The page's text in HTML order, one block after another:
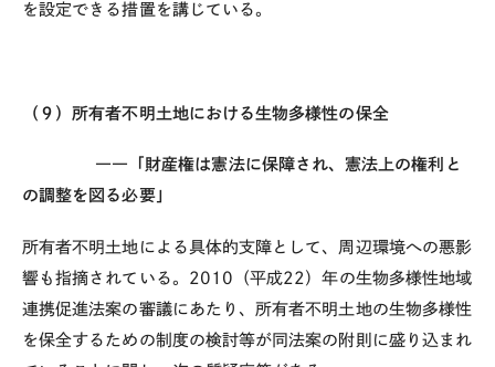
を設定できる措置を講じている。
（９）所有者不明土地における生物多様性の保全
――「財産権は憲法に保障され、憲法上の権利と
の調整を図る必要」
所有者不明土地による具体的支障として、周辺環境への悪影
響も指摘されている。2010（平成22）年の生物多様性地域
連携促進法案の審議にあたり、所有者不明土地の生物多様性
を保全するための制度の検討等が同法案の附則に盛り込まれ